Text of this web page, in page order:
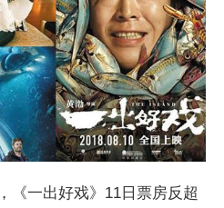
《一出好戏》11日票房反超